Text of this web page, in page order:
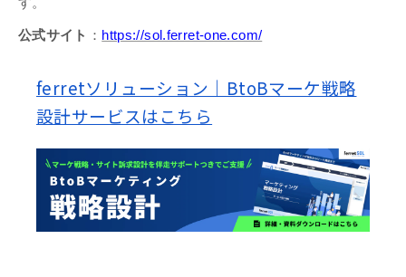
す。
公式サイト ： https://sol.ferret-one.com/
ferretソリューション｜BtoBマーケ戦略
設計サービスはこちら